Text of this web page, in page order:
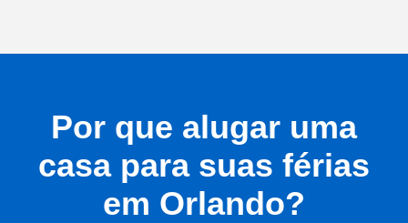
Por que alugar uma
casa para suas férias
em Orlando?